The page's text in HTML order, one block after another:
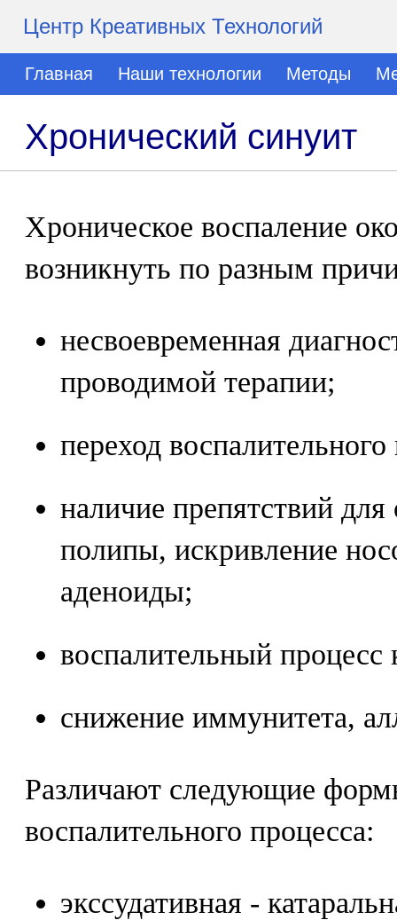
Центр Креативных Технологий
Главная Наши технологии Методы
Хронический синуит
Хроническое воспаление
возникнуть по разным
несвоевременная
проводимой терапии;
переход
наличие препятствий
полипы, искривление
аденоиды;
воспалительный процесс
снижение иммунитета,
Различают следующие
воспалительного процесса:
экссудативная -